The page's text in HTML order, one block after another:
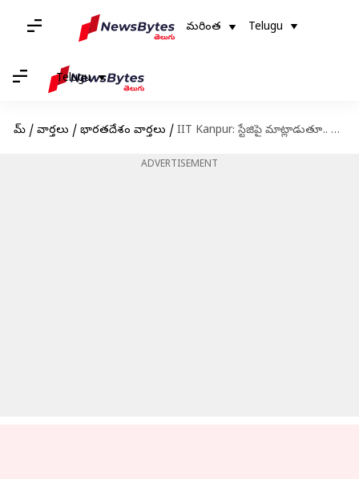
మరింత Telugu
Telugu
హోమ్ / వార్తలు / భారతదేశం వార్తలు / IIT Kanpur: స్టేజిపై మాట్లాడుతూ.. కన్నుమూసిన ఐఐటీ కాన్పూర్ ప్రొఫెసర్ సమీర్ ఖండేకర్
ADVERTISEMENT